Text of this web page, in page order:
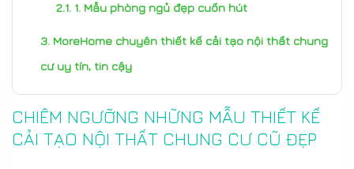
1. Mẫu phòng ngủ đẹp cuốn hút
MoreHome chuyên thiết kế cải tạo nội thất chung
cư uy tín, tin cậy
CHIÊM NGƯỠNG NHỮNG MẪU THIẾT KẾ
CẢI TẠO NỘI THẤT CHUNG CƯ CŨ ĐẸP